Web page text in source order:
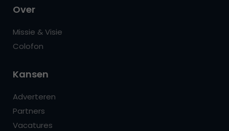
Over
Missie & Visie
Colofon
Kansen
Adverteren
Partners
Vacatures